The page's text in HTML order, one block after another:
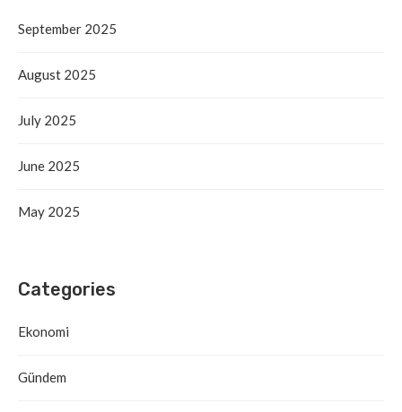
September 2025
August 2025
July 2025
June 2025
May 2025
Categories
Ekonomi
Gündem